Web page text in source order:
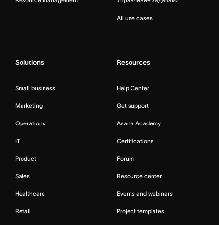
All use cases
Solutions
Small business
Marketing
Operations
IT
Product
Sales
Healthcare
Retail
Resources
Help Center
Get support
Asana Academy
Certifications
Forum
Resource center
Events and webinars
Project templates